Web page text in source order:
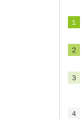
１
２
３
４